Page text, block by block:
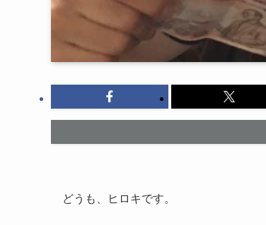
どうも、ヒロキです。